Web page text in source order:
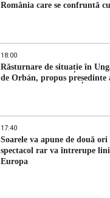
România care se confruntă
18:00
Răsturnare de situație în
de Orbán, propus
17:40
Soarele va apune de două ori
spectacol rar va întrerupe
Europa